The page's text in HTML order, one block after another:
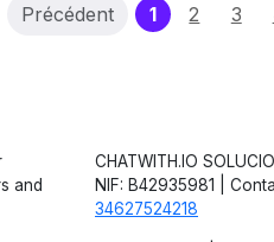
Précédent 1(current)
2 3
and
CHATWITH.IO
NIF: B42935981 |
34627524218